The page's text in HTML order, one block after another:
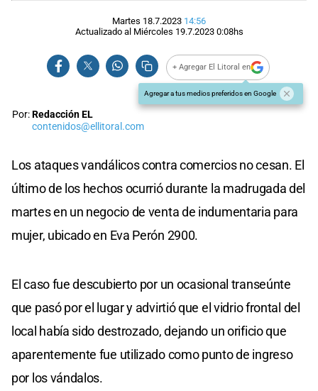
Martes 18.7.2023 14:56
Actualizado al Miércoles 19.7.2023 0:08hs
+ Agregar El Litoral en
Agregar a tus medios preferidos en Google
Por:Redacción EL
contenidos@ellitoral.com
Los ataques vandálicos contra comercios no cesan. El
último de los hechos ocurrió durante la madrugada del
martes en un negocio de venta de indumentaria para
mujer, ubicado en Eva Perón 2900.
El caso fue descubierto por un ocasional transeúnte
que pasó por el lugar y advirtió que el vidrio frontal del
local había sido destrozado, dejando un orificio que
aparentemente fue utilizado como punto de ingreso
por los vándalos.